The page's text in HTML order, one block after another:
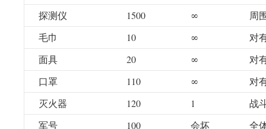
探测仪
1500 ∞
周
毛巾
10 ∞
对
面具
20 ∞
对
口罩
110 ∞
对
灭火器
120 1
战
军号
100 会坏 全